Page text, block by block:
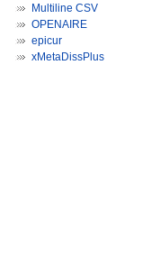
Multiline CSV
OPENAIRE
epicur
xMetaDissPlus